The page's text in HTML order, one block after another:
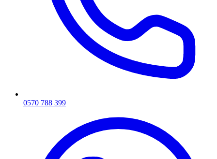
0570 788 399